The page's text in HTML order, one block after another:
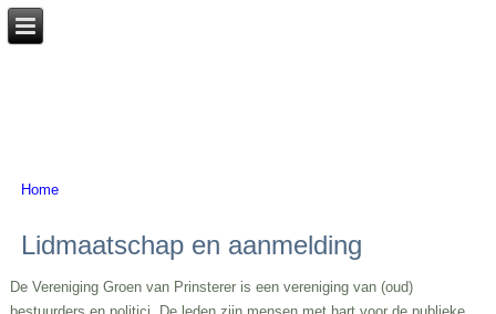
U bent hier
Home
Lidmaatschap en aanmelding
De Vereniging Groen van Prinsterer is een vereniging van (oud)